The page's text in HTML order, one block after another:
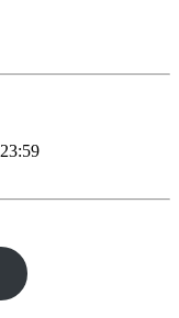
23:59